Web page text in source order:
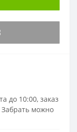
до 10:00, заказ
Забрать можно